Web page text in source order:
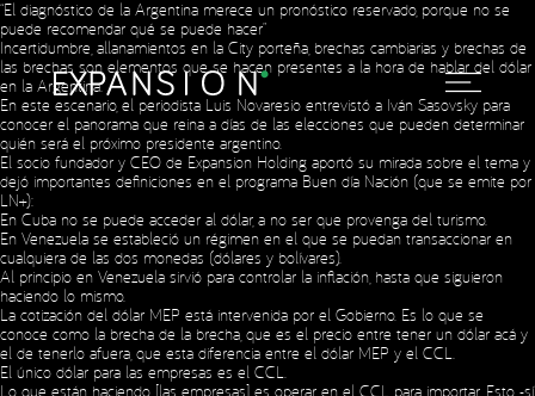
“El diagnóstico de la Argentina merece un pronóstico reservado, porque no se
puede recomendar qué se puede hacer”
Incertidumbre, allanamientos en la City porteña, brechas cambiarias y brechas de
las brechas son elementos que se hacen presentes a la hora de hablar del dólar
en la Argentina.
En este escenario, el periodista Luis Novaresio entrevistó a Iván Sasovsky para
conocer el panorama que reina a días de las elecciones que pueden determinar
quién será el próximo presidente argentino.
El socio fundador y CEO de Expansion Holding aportó su mirada sobre el tema y
dejó importantes definiciones en el programa Buen día Nación (que se emite por
LN+):
En Cuba no se puede acceder al dólar, a no ser que provenga del turismo.
En Venezuela se estableció un régimen en el que se puedan transaccionar en
cualquiera de las dos monedas (dólares y bolívares).
Al principio en Venezuela sirvió para controlar la inflación, hasta que siguieron
haciendo lo mismo.
La cotización del dólar MEP está intervenida por el Gobierno. Es lo que se
conoce como la brecha de la brecha, que es el precio entre tener un dólar acá y
el de tenerlo afuera, que esta diferencia entre el dólar MEP y el CCL.
El único dólar para las empresas es el CCL.
Lo que están haciendo [las empresas] es operar en el CCL para importar. Esto -sí